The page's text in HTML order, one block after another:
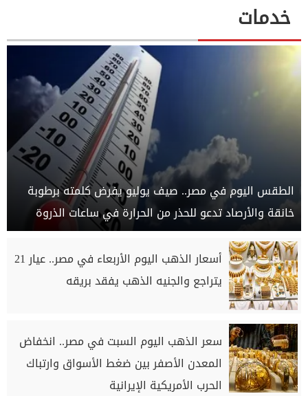
خدمات
الطقس اليوم في مصر.. صيف يوليو يفرض كلمته برطوبة
خانقة والأرصاد تدعو للحذر من الحرارة في ساعات الذروة
أسعار الذهب اليوم الأربعاء في مصر.. عيار 21
يتراجع والجنيه الذهب يفقد بريقه
سعر الذهب اليوم السبت في مصر.. انخفاض
المعدن الأصفر بين ضغط الأسواق وارتباك
الحرب الأمريكية الإيرانية